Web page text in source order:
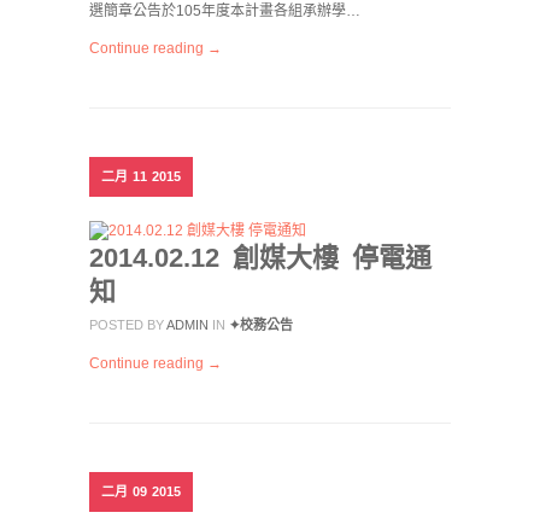
選簡章公告於105年度本計畫各組承辦學…
Continue reading →
二月 11 2015
2014.02.12 創媒大樓 停電通
知
POSTED BYADMIN IN ✦校務公告
Continue reading →
二月 09 2015